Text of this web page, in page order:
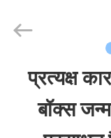
उत्पाद
Reserved.प्रत्यक्ष
बॉक्स